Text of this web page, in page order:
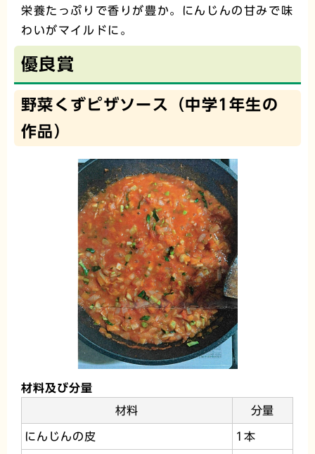
栄養たっぷりで香りが豊か。にんじんの甘みで味
わいがマイルドに。
優良賞
野菜くずピザソース（中学1年生の
作品）
材料及び分量
材料
分量
にんじんの皮 1本